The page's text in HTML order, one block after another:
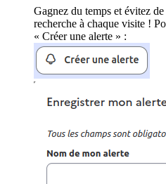
Gagnez du temps et évitez
recherche à chaque visite !
« Créer une alerte » :